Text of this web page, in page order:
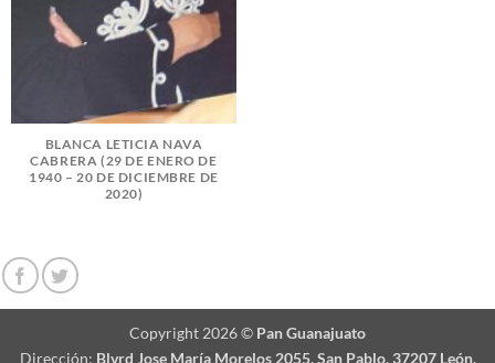
BLANCA LETICIA NAVA
CABRERA (29 DE ENERO DE
1940 – 20 DE DICIEMBRE DE
2020)
Copyright 2026 © Pan Guanajuato
Dirección: Blvrd Jose María Morelos 2055, San Pablo, 37207 León,